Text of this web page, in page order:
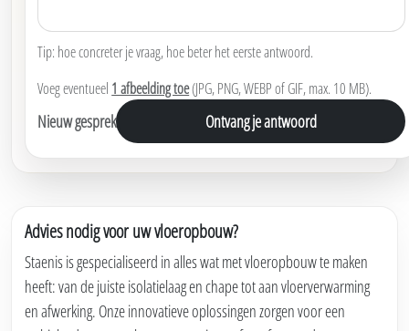
Tip: hoe concreter je vraag, hoe beter het eerste antwoord.
Voeg eventueel 1 afbeelding toe(JPG, PNG, WEBP of GIF, max. 10 MB).
Nieuw gesprek Ontvang je antwoord
Advies nodig voor uw vloeropbouw?
Staenis is gespecialiseerd in alles wat met vloeropbouw te maken
heeft: van de juiste isolatielaag en chape tot aan vloerverwarming
en afwerking. Onze innovatieve oplossingen zorgen voor een